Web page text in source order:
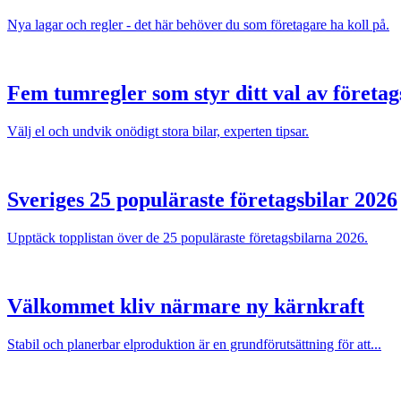
Nya lagar och regler - det här behöver du som företagare ha koll på.
Fem tumregler som styr ditt val av
Välj el och undvik onödigt stora bilar, experten tipsar.
Sveriges 25 populäraste företagsbilar 2026
Upptäck topplistan över de 25 populäraste företagsbilarna 2026.
Välkommet kliv närmare ny kärnkraft
Stabil och planerbar elproduktion är en grundförutsättning för att...